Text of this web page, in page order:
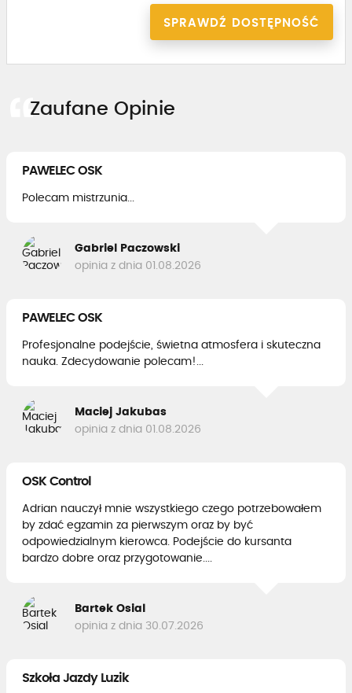
SPRAWDŹ DOSTĘPNOŚĆ
Zaufane Opinie
PAWELEC OSK
Polecam mistrzunia...
Gabriel Paczowski
opinia z dnia 01.08.2026
PAWELEC OSK
Profesjonalne podejście, świetna atmosfera i skuteczna
nauka. Zdecydowanie polecam!...
Maciej Jakubas
opinia z dnia 01.08.2026
OSK Control
Adrian nauczył mnie wszystkiego czego potrzebowałem
by zdać egzamin za pierwszym oraz by być
odpowiedzialnym kierowca. Podejście do kursanta
bardzo dobre oraz przygotowanie....
Bartek Osial
opinia z dnia 30.07.2026
Szkoła Jazdy Luzik